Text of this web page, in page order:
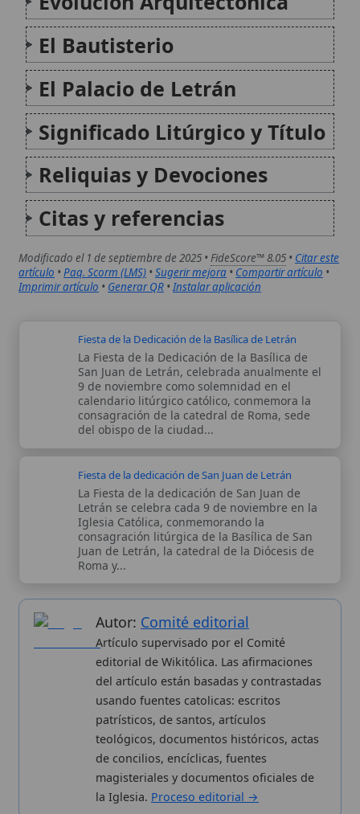
Modificado el 1 de septiembre de 2025 •FideScore™ 8.05•Citar este
artículo•Paq. Scorm (LMS)•Sugerir mejora•Compartir artículo•
Imprimir artículo Generar QR •Instalar aplicación
Fiesta de la Dedicación de la Basílica de Letrán
La Fiesta de la Dedicación de la Basílica de
San Juan de Letrán, celebrada anualmente el
9 de noviembre como solemnidad en el
calendario litúrgico católico, conmemora la
consagración de la catedral de Roma, sede
del obispo de la ciudad...
Fiesta de la dedicación de San Juan de Letrán
La Fiesta de la dedicación de San Juan de
Letrán se celebra cada 9 de noviembre en la
Iglesia Católica, conmemorando la
consagración litúrgica de la Basílica de San
Juan de Letrán, la catedral de la Diócesis de
Roma y...
Autor:Comité editorial
Artículo supervisado por el Comité
editorial de Wikitólica. Las afirmaciones
del artículo están basadas y contrastadas
usando fuentes catolicas: escritos
patrísticos, de santos, artículos
magisteriales y documentos oficiales de
la Iglesia.Proceso editorial →
Wikitólica © 2026 . Enciclopedia del patrimonio doctrinal,
histórico y litúrgico de la Iglesia Católica. Parte de la red formativa
analíticas anónimas. LicenciaCC BY-SA(texto). Editado en
Valencia, España.
Carlo Acutis.
Sobre nosotros
Proceso editorial
Publicación seriada
Datos abiertos
Aviso legal
Política de privacidad
Categorias
Más visitados
Nuevas entradas
Cambios recientes
Kit de Prensa
Widgets para tu web
✦ SÍGUENOS EN
Canal de WhatsApp
Únete · publicación regular
Perfil de Instagram